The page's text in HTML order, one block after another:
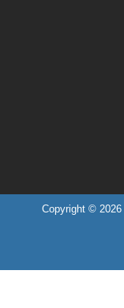
Copyright © 2026